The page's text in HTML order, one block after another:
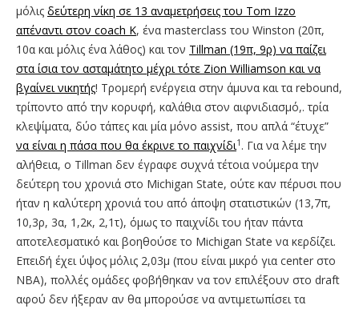
μόλις δεύτερη νίκη σε 13 αναμετρήσεις του Tom Izzo
απέναντι στον coach K, ένα masterclass του Winston (20π,
10α και μόλις ένα λάθος) και τον Tillman (19π, 9ρ) να παίζει
στα ίσια τον ασταμάτητο μέχρι τότε Zion Williamson και να
βγαίνει νικητής! Τρομερή ενέργεια στην άμυνα και τα rebound,
τρίποντο από την κορυφή, καλάθια στον αιφνιδιασμό,. τρία
κλεψίματα, δύο τάπες και μία μόνο assist, που απλά “έτυχε”
να είναι η πάσα που θα έκρινε το παιχνίδι1 . Για να λέμε την
αλήθεια, ο Tillman δεν έγραφε συχνά τέτοια νούμερα την
δεύτερη του χρονιά στο Michigan State, ούτε καν πέρυσι που
ήταν η καλύτερη χρονιά του από άποψη στατιστικών (13,7π,
10,3ρ, 3α, 1,2κ, 2,1τ), όμως το παιχνίδι του ήταν πάντα
αποτελεσματικό και βοηθούσε το Michigan State να κερδίζει.
Επειδή έχει ύψος μόλις 2,03μ (που είναι μικρό για center στο
ΝΒΑ), πολλές ομάδες φοβήθηκαν να τον επιλέξουν στο draft
αφού δεν ήξεραν αν θα μπορούσε να αντιμετωπίσει τα